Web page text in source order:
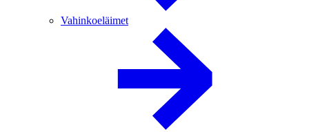
Vahinkoeläimet